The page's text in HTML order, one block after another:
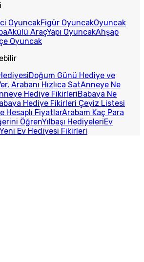
OyuncakFigür OyuncakOyuncak
Akülü AraçYapı OyuncakAhşap
Oyuncak
Doğum Günü Hediye ve
Arabanı Hızlıca SatAnneye Ne
Hediye FikirleriBabaya Ne
Hediye Fikirleri Çeyiz Listesi
Hesaplı FiyatlarArabam Kaç Para
ÖğrenYılbaşı HediyeleriEv
Ev Hediyesi Fikirleri